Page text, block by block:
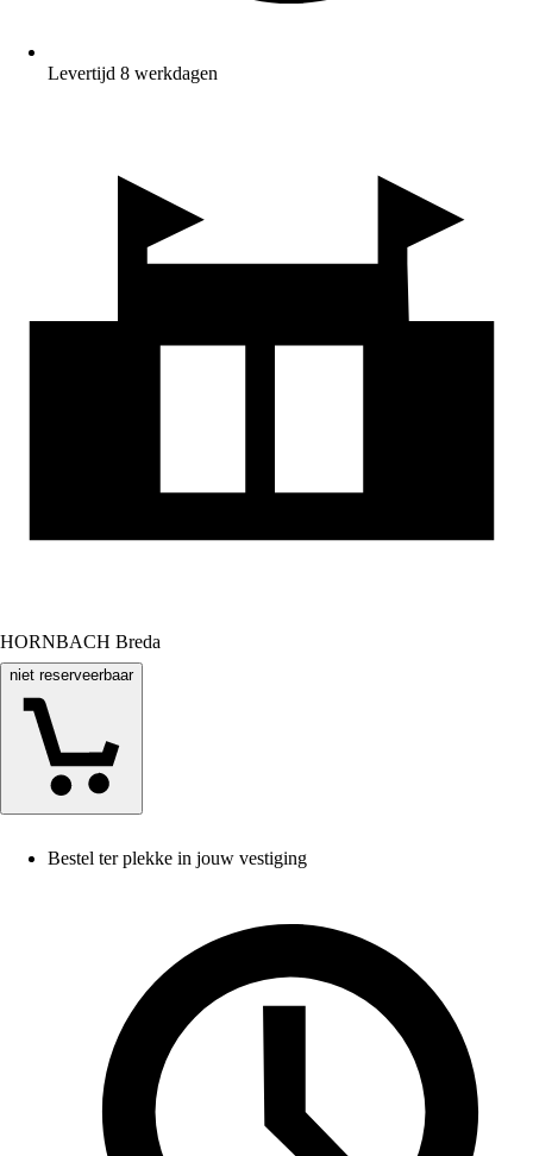
Levertijd 8 werkdagen
HORNBACH Breda
niet reserveerbaar
Bestel ter plekke in jouw vestiging